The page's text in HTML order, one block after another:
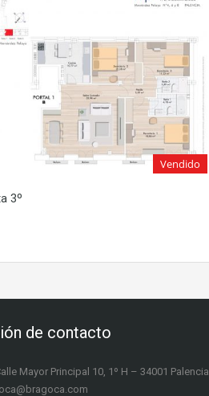
Vendido
3º
de contacto
Mayor Principal 10, 1º H – 34001 Palencia